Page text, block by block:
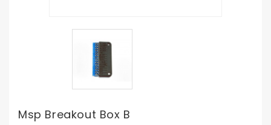
Msp Breakout Box B